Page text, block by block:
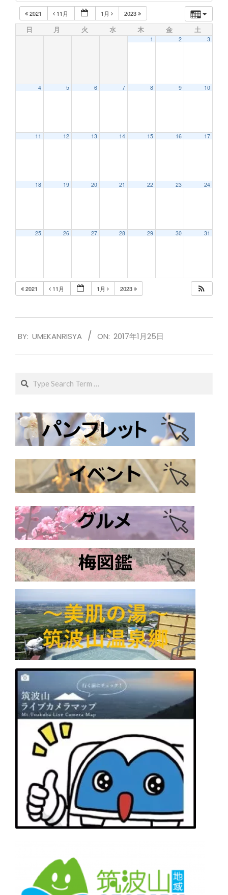
2021 11月 1月 2023
日 月 火 水 木 金 土
1 2 3
4 5 6 7 8 9 10
11 12 13 14 15 16 17
18 19 20 21 22 23 24
25 26 27 28 29 30 31
2021 11月 1月 2023
01-
BY: UMEKANRISYA ON: 2017年1月25日
Search